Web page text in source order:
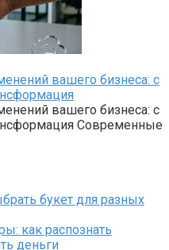
вашего бизнеса: с
вашего бизнеса: с
Современные
букет для разных
как распознать
деньги